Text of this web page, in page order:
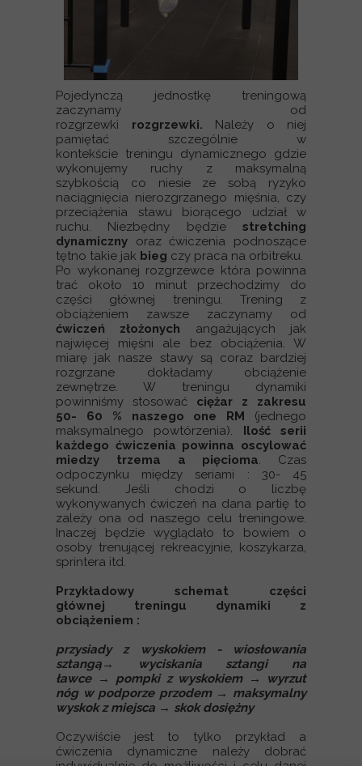
Pojedynczą jednostkę treningową
zaczynamy od
rozgrzewki rozgrzewki. Należy o niej
pamiętać szczególnie w
kontekście treningu dynamicznego gdzie
wykonujemy ruchy z maksymalną
szybkością co niesie ze sobą ryzyko
naciągnięcia nierozgrzanego mięśnia, czy
przeciążenia stawu biorącego udział w
ruchu. Niezbędny będzie stretching
dynamiczny oraz ćwiczenia podnoszące
tętno takie jak bieg czy praca na orbitreku.
Po wykonanej rozgrzewce która powinna
trać około 10 minut przechodzimy do
części głównej treningu. Trening z
obciążeniem zawsze zaczynamy od
ćwiczeń złożonych angażujących jak
najwięcej mięśni ale bez obciążenia. W
miarę jak nasze stawy są coraz bardziej
rozgrzane dokładamy obciążenie
zewnętrze. W treningu dynamiki
powinniśmy stosować ciężar z zakresu
50- 60 % naszego one RM (jednego
maksymalnego powtórzenia). Ilość serii
każdego ćwiczenia powinna oscylować
miedzy trzema a pięcioma.
Czas
odpoczynku między seriami : 30- 45
sekund. Jeśli chodzi o liczbę
wykonywanych ćwiczeń na dana partię to
zależy ona od naszego celu treningowe.
Inaczej będzie wyglądało to bowiem o
osoby trenującej rekreacyjnie, koszykarza,
sprintera itd.
Przykładowy schemat części
głównej treningu dynamiki z
obciążeniem :
przysiady z wyskokiem - wiosłowania
sztangą→ wyciskania sztangi na
ławce → pompki z wyskokiem → wyrzut
nóg w podporze przodem → maksymalny
wyskok z miejsca → skok dosiężny
Oczywiście jest to tylko przykład a
ćwiczenia dynamiczne należy dobrać